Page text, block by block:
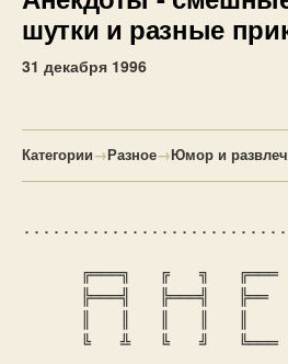
шутки и разные
31 декабря 1996
Категории→Разное→Юмор и